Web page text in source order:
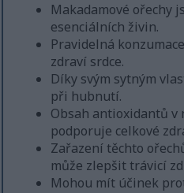
Makadamové ořechy
esenciálních živin.
Pravidelná
zdraví srdce.
Díky svým sytným
při hubnutí.
Obsah antioxidantů v
podporuje celkové
Zařazení těchto
může zlepšit trávicí
Mohou mít účinek